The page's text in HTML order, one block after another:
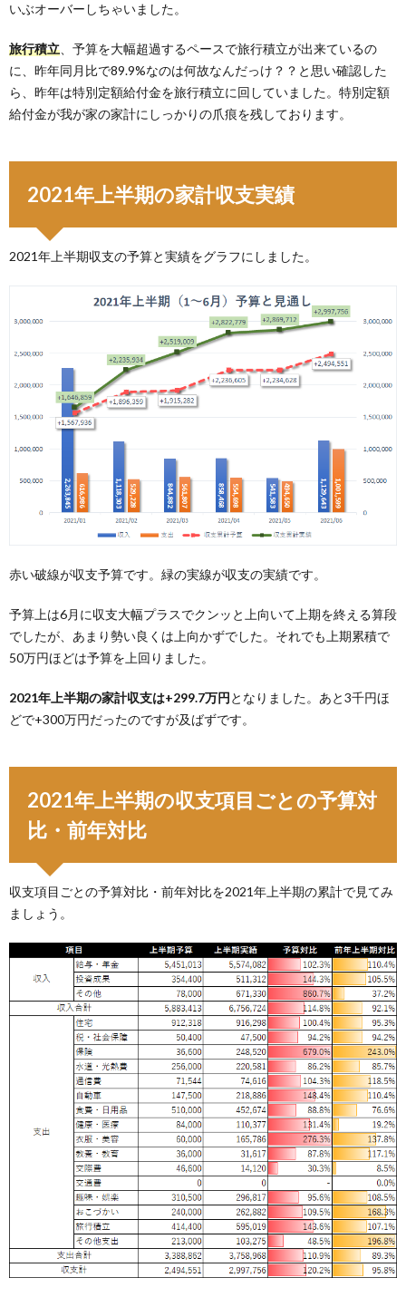
いぶオーバーしちゃいました。
旅行積立 、予算を大幅超過するペースで旅行積立が出来ているの
に、昨年同月比で89.9%なのは何故なんだっけ？？と思い確認した
ら、昨年は特別定額給付金を旅行積立に回していました。特別定額
給付金が我が家の家計にしっかりの爪痕を残しております。
2021年上半期の家計収支実績
2021年上半期収支の予算と実績をグラフにしました。
赤い破線が収支予算です。緑の実線が収支の実績です。
予算上は6月に収支大幅プラスでクンッと上向いて上期を終える算段
でしたが、あまり勢い良くは上向かずでした。それでも上期累積で
50万円ほどは予算を上回りました。
2021年上半期の家計収支は+299.7万円となりました。あと3千円ほ
どで+300万円だったのですが及ばずです。
2021年上半期の収支項目ごとの予算対
比・前年対比
収支項目ごとの予算対比・前年対比を2021年上半期の累計で見てみ
ましょう。